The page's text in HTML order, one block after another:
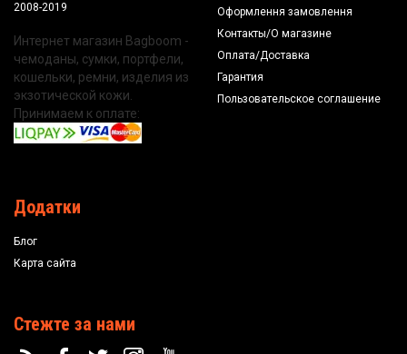
2008-2019
Интернет магазин Bagboom -
чемоданы, сумки, портфели,
кошельки, ремни, изделия из
экзотической кожи.
Принимаем к оплате:
Оформлення замовлення
Контакты/О магазине
Оплата/Доставка
Гарантия
Пользовательское соглашение
Додатки
Блог
Карта сайта
Стежте за нами